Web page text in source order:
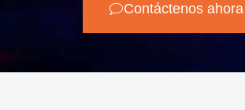
Contáctenos ahora